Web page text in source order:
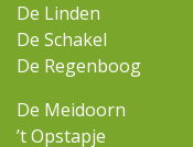
De Linden
De Schakel
De Regenboog
De Meidoorn
’t Opstapje